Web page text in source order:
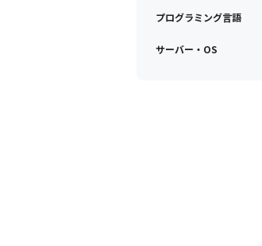
プログラミング言語
サーバー・OS